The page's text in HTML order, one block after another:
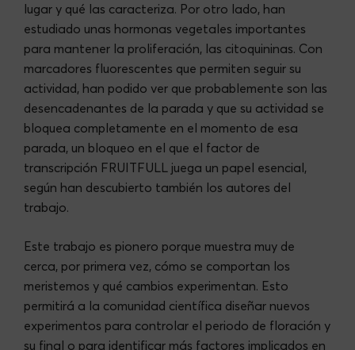
lugar y qué las caracteriza. Por otro lado, han
estudiado unas hormonas vegetales importantes
para mantener la proliferación, las citoquininas. Con
marcadores fluorescentes que permiten seguir su
actividad, han podido ver que probablemente son las
desencadenantes de la parada y que su actividad se
bloquea completamente en el momento de esa
parada, un bloqueo en el que el factor de
transcripción FRUITFULL juega un papel esencial,
según han descubierto también los autores del
trabajo.
Este trabajo es pionero porque muestra muy de
cerca, por primera vez, cómo se comportan los
meristemos y qué cambios experimentan. Esto
permitirá a la comunidad científica diseñar nuevos
experimentos para controlar el periodo de floración y
su final o para identificar más factores implicados en